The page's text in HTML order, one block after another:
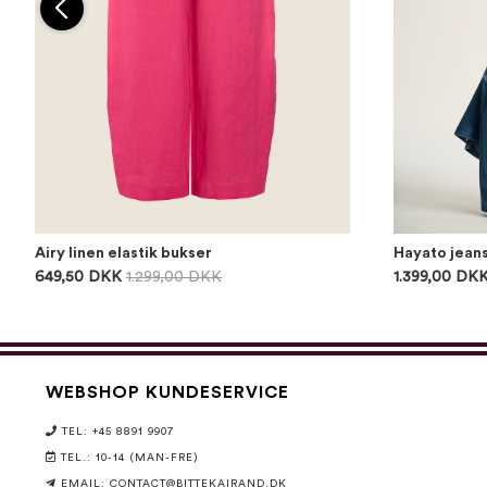
Airy linen elastik bukser
649,50 DKK 1.299,00 DKK
Hayato
1.399,00
WEBSHOP KUNDESERVICE
TEL: +45 8891 9907
TEL.: 10-14 (MAN-FRE)
EMAIL: CONTACT@BITTEKAIRAND.DK